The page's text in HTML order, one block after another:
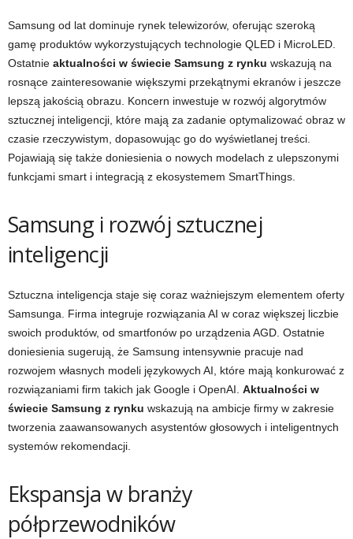
Samsung od lat dominuje rynek telewizorów, oferując szeroką
gamę produktów wykorzystujących technologie QLED i MicroLED.
Ostatnie aktualności w świecie Samsung z rynku wskazują na
rosnące zainteresowanie większymi przekątnymi ekranów i jeszcze
lepszą jakością obrazu. Koncern inwestuje w rozwój algorytmów
sztucznej inteligencji, które mają za zadanie optymalizować obraz w
czasie rzeczywistym, dopasowując go do wyświetlanej treści.
Pojawiają się także doniesienia o nowych modelach z ulepszonymi
funkcjami smart i integracją z ekosystemem SmartThings.
Samsung i rozwój sztucznej
inteligencji
Sztuczna inteligencja staje się coraz ważniejszym elementem oferty
Samsunga. Firma integruje rozwiązania AI w coraz większej liczbie
swoich produktów, od smartfonów po urządzenia AGD. Ostatnie
doniesienia sugerują, że Samsung intensywnie pracuje nad
rozwojem własnych modeli językowych AI, które mają konkurować z
rozwiązaniami firm takich jak Google i OpenAI. Aktualności w
świecie Samsung z rynku wskazują na ambicje firmy w zakresie
tworzenia zaawansowanych asystentów głosowych i inteligentnych
systemów rekomendacji.
Ekspansja w branży
półprzewodników